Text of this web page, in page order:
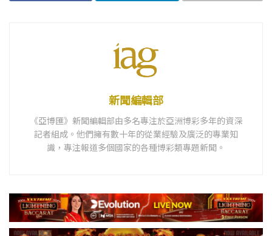
新聞編輯部
《亞博匯》新聞編輯部由多名專注於亞洲博彩多年的資深
記者組成。他們擁有數十年的從業經驗及廣泛的專業知
識，專注報道多個國家的各種博彩類專題新聞。